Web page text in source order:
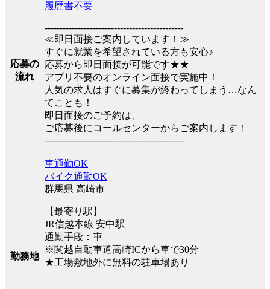
応募の
流れ
履歴書不要
----------------------------------------------
≪即日面接ご案内しています！≫
すぐに就業を希望されている方も安心♪
応募から即日面接が可能です★★
アプリ不要のオンライン面接で実施中！
人気の求人はすぐに募集が終わってしまう…なん
てことも！
即日面接のご予約は、
ご応募後にコールセンターからご案内します！
----------------------------------------------
勤務地
車通勤OK
バイク通勤OK
群馬県 高崎市
【最寄り駅】
JR信越本線 安中駅
通勤手段：車
※関越自動車道高崎ICから車で30分
★工場敷地外に無料の駐車場あり